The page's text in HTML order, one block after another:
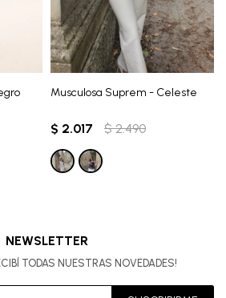
Musculosa Suprem - Celeste
$ 2.017 $ 2.490
NEWSLETTER
TODAS NUESTRAS NOVEDADES!